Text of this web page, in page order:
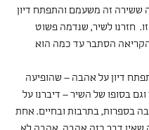
ששירה זה משעמם והתפתח דיון
חזרנו לשיר, שנדמה פשוט
הסתבר עד כמה הוא
דיון על אהבה – שהופיעה
בסופו של השיר – דיברנו על
בספרות, בתרבות ובחיים. אחת